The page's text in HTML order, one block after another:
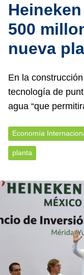
500
nueva
En la
tecnología de
agua “que
Economía
planta